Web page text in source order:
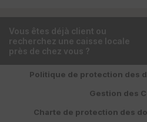
Vous êtes déjà client ou
recherchez une caisse locale
près de chez vous ?
Politique de protection des
Gestion des
Charte de protection des